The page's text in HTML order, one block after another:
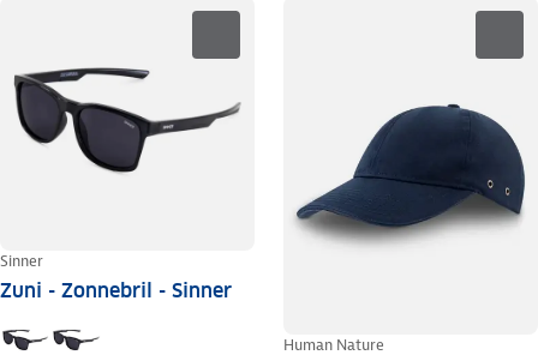
Sinner
Zuni - Zonnebril - Sinner
Human Nature